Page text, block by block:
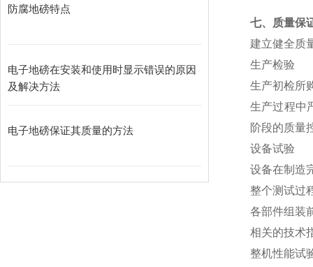
防腐地磅特点
电子地磅在安装和使用时显示错误的原因
及解决方法
电子地磅保证其质量的方法
七、质量保
建立健全质
生产检验
生产初检所
生产过程中
阶段的质量
设备试验
设备在制造
整个测试过
各部件组装
相关的技术
整机性能试